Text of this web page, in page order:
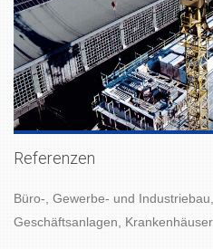
Referenzen
Büro-, Gewerbe- und
Geschäftsanlagen,